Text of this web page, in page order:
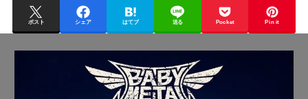
ポスト シェア はてブ 送る Pocket Pin it